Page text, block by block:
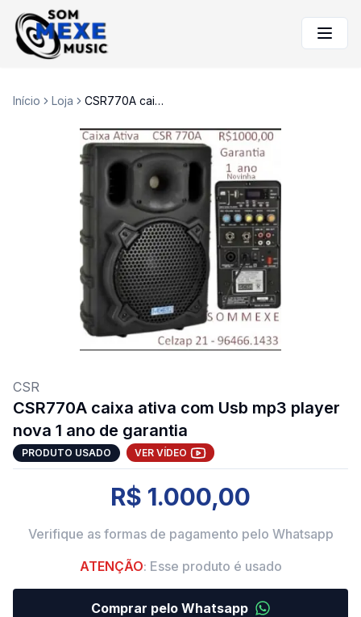
Início Loja CSR770A caixa ativa com Usb mp3 player nova 1 ano de garantia
CSR
CSR770A caixa ativa com Usb mp3 player
nova 1 ano de garantia
PRODUTO USADO VER VÍDEO
R$ 1.000,00
Verifique as formas de pagamento pelo Whatsapp
ATENÇÃO: Esse produto é usado
Comprar pelo Whatsapp